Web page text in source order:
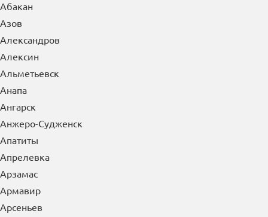
Абакан
Азов
Александров
Алексин
Альметьевск
Анапа
Ангарск
Анжеро-Судженск
Апатиты
Апрелевка
Арзамас
Армавир
Арсеньев